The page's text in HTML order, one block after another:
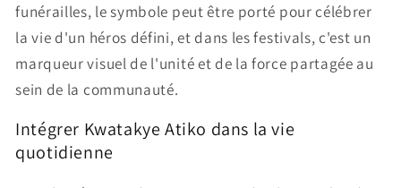
funérailles, le symbole peut être porté pour célébrer
la vie d'un héros défini, et dans les festivals, c'est un
marqueur visuel de l'unité et de la force partagée au
sein de la communauté.
Intégrer Kwatakye Atiko dans la vie
quotidienne